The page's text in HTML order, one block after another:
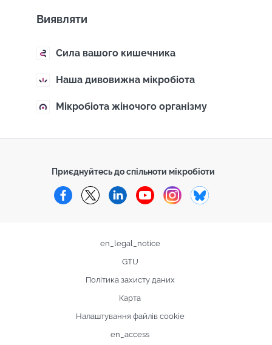
Виявляти
Сила вашого кишечника
Наша дивовижна мікробіота
Мікробіота жіночого організму
Приєднуйтесь до спільноти мікробіоти
Facebook
Twitter LinkedInYouTubeInstagram
en_legal_notice
GTU
Політика захисту даних
Карта
Налаштування файлів cookie
en_access